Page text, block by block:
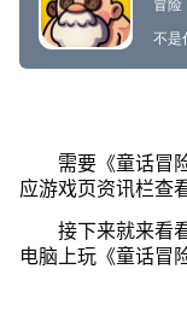
需要《童话冒
应游戏页资讯栏查
接下来就来看
电脑上玩《童话冒